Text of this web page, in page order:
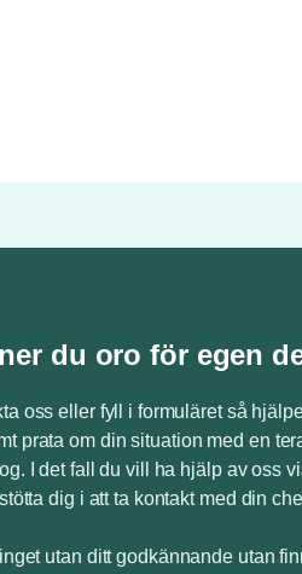
du oro för egen
oss eller fyll i formuläret så
prata om din situation med en
I det fall du vill ha hjälp av oss
dig i att ta kontakt med din
utan ditt godkännande utan